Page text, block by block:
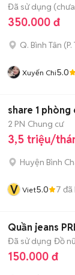
Đã sử dụng
350.000 đ
Q. Bình Tân (
Xuyến Chi5.0
share 1
2 PN Chung cư
3,5 triệu/
Huyện Bình
V Viet5.0 7 đã
Đã sử dụng Đồ
150.000 đ